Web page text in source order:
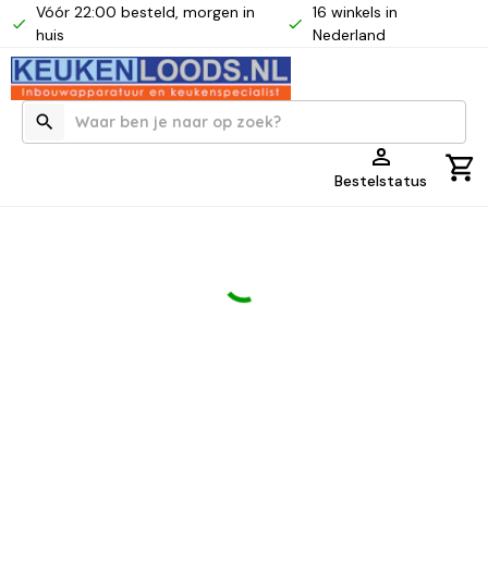
Vóór 22:00 besteld, morgen in
huis
16 winkels in
Nederland
Bestelstatus